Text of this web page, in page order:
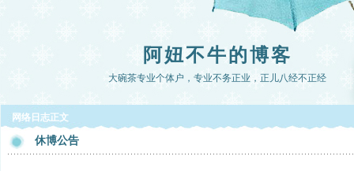
阿妞不牛的博客
大碗茶专业个体户，专业不务正业，正儿八经不正经
网络日志正文
休博公告